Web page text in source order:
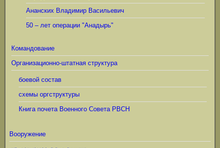
Ананских Владимир Васильевич
50 – лет операции "Анадырь"
Командование
Организационно-штатная структура
боевой состав
схемы оргструктуры
Книга почета Военного Совета РВСН
Вооружение